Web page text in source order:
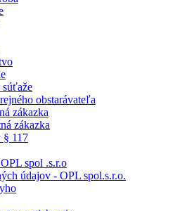
súťaže
obstarávateľa
zákazka
zákazka
§ 117
spol .s.r.o
údajov - OPL spol.s.r.o.